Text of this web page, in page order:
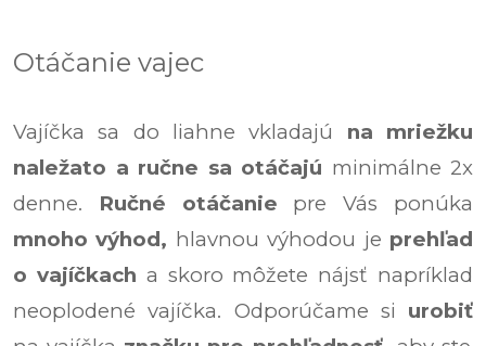
Otáčanie vajec
Vajíčka sa do liahne vkladajú na mriežku
naležato a ručne sa otáčajú minimálne 2x
denne. Ručné otáčanie pre Vás ponúka
mnoho výhod, hlavnou výhodou je prehľad
o vajíčkach a skoro môžete nájsť napríklad
neoplodené vajíčka. Odporúčame si urobiť